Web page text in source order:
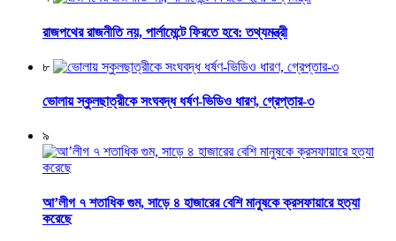
রাজপথের রাজনীতি নয়, পার্লামেন্টে ফিরতে হবে: তথ্যমন্ত্রী
৮
ভোলায় স্কুলছাত্রীকে সংঘবদ্ধ ধর্ষণ-ভিডিও ধারণ, গ্রেপ্তার-৩
৯
আ’লীগ ৭ শতাধিক গুম, সাড়ে ৪ হাজারের বেশি মানুষকে ক্রসফায়ারে হত্যা
করেছে